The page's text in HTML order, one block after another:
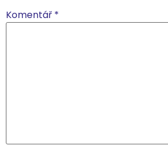
Komentář *